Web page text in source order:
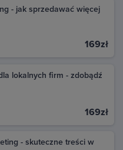
- jak sprzedawać więcej
169zł
lokalnych firm - zdobądź
169zł
- skuteczne treści w